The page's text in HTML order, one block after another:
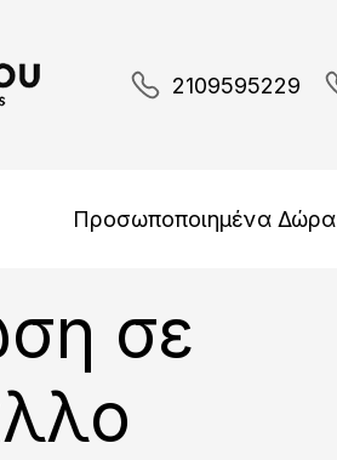
2109595229
Προσωποποιημένα Δώρα
σε